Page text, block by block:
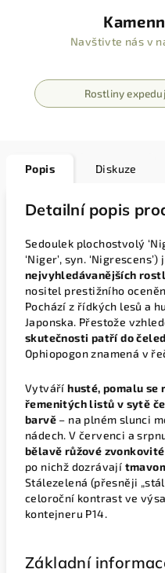
Navštivte nás v
Rostliny
Popis Diskuze
Detailní popis
Sedoulek plochostvolý
‘Niger’, syn. ‘Nigrescens’)
nejvyhledávanějších
nositel prestižního
Pochází z řídkých lesů a
Japonska. Přestože
skutečnosti patří do
Ophiopogon znamená v
Vytváříhusté, pomalu se
řemenitých listů v sytě
barvě – na plném slunci
nádech. V červenci a
bělavě růžové
po nichž dozrávají
Stálezelená (přesněji
celoroční kontrast ve
kontejneru P14.
Základní